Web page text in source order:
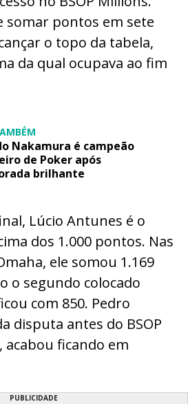
somar pontos em sete
o topo da tabela,
da qual ocupava ao fim
Nakamura é campeão
de Poker após
brilhante
Lúcio Antunes é o
dos 1.000 pontos. Nas
ele somou 1.169
o segundo colocado
com 850. Pedro
disputa antes do BSOP
acabou ficando em
PUBLICIDADE